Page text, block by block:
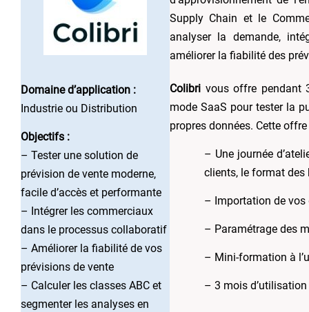
Domaine d’application :
Industrie ou Distribution
Objectifs :
– Tester une solution de
prévision de vente moderne,
facile d’accès et performante
– Intégrer les commerciaux
dans le processus collaboratif
– Améliorer la fiabilité de vos
prévisions de vente
– Calculer les classes ABC et
segmenter les analyses en
Supply Chain et le
analyser la demande,
améliorer la fiabilité des
Colibri vous offre pendant
mode SaaS pour tester la
propres données. Cette
– Une journée
clients, le format des
– Importation de
– Paramétrage des
– Mini-formation à
– 3 mois